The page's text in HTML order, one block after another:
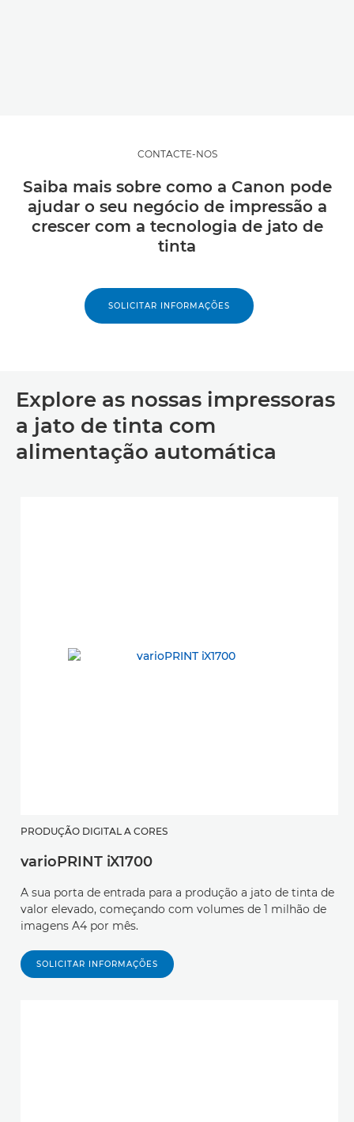
CONTACTE-NOS
Saiba mais sobre como a Canon pode
ajudar o seu negócio de impressão a
crescer com a tecnologia de jato de
tinta
SOLICITAR INFORMAÇÕES
Explore as nossas impressoras
a jato de tinta com
alimentação automática
PRODUÇÃO DIGITAL A CORES
varioPRINT iX1700
A sua porta de entrada para a produção a jato de tinta de
valor elevado, começando com volumes de 1 milhão de
imagens A4 por mês.
SOLICITAR INFORMAÇÕES